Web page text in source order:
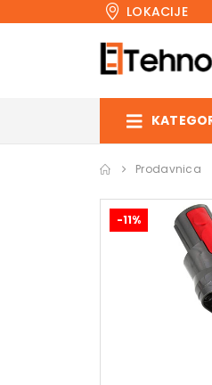
LOKACIJE
Prodavnica
-11%